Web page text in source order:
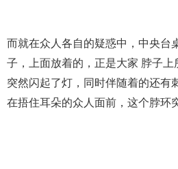
而就在众人各自的疑惑中，中央台
子，上面放着的，正是大家 脖子
突然闪起了灯，同时伴随着的还有
在捂住耳朵的众人面前，这个脖环